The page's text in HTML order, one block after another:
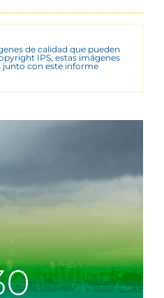
de calidad que pueden
IPS, estas imágenes
junto con este informe